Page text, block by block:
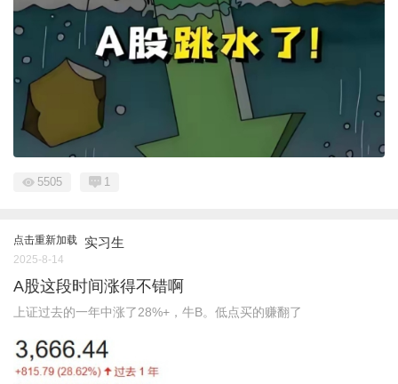
5505 1
点击重新加载 实习生
2025-8-14
A股这段时间涨得不错啊
上证过去的一年中涨了28%+，牛B。低点买的赚翻了